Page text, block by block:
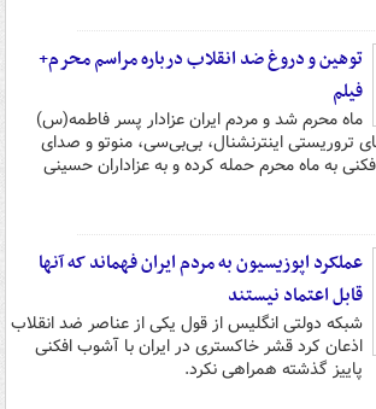
توهین‌ و دروغ ضد انقلاب درباره مراسم محرم+
فیلم
ماه محرم شد و مردم ایران عزادار پسر فاطمه(س)
تروریستی اینترنشنال، بی‌بی‌سی، منوتو و صدای
به ماه محرم حمله کرده و به عزاداران حسینی
عملکرد اپوزیسیون به مردم ایران فهماند که آنها
قابل اعتماد نیستند
شبکه دولتی انگلیس از قول یکی از عناصر ضد انقلاب
اذعان کرد قشر خاکستری در ایران با آشوب افکنی
پاییز گذشته همراهی نکرد.